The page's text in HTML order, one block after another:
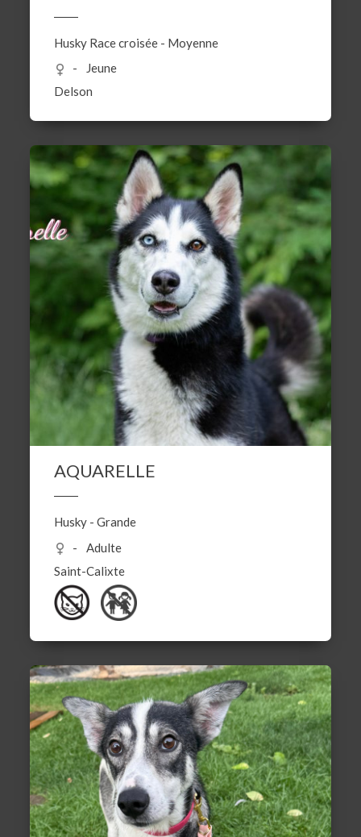
Husky Race croisée - Moyenne
Jeune
Delson
AQUARELLE
Husky -Grande
Adulte
Saint-Calixte